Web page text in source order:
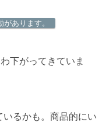
あります。
下がってきていま
いるかも。商品的にい